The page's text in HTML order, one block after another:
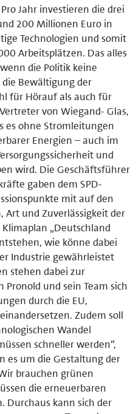
Jahr investieren die drei
200 Millionen Euro in
Technologien und somit
Arbeitsplätzen. Das alles
die Politik keine
Bewältigung der
für Hörauf als auch für
von Wiegand- Glas,
es ohne Stromleitungen
Energien – auch im
und
wird. Die Geschäftsführer
gaben dem SPD-
mit auf den
Art und Zuverlässigkeit der
„Deutschland
wie könne dabei
Industrie gewährleistet
stehen dabei zur
und sein Team sich
durch die EU,
Zudem soll
Wandel
schneller werden“,
es um die Gestaltung der
brauchen grünen
die erneuerbaren
Durchaus kann sich der